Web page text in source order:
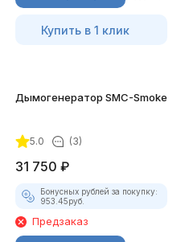
Купить в 1 клик
Дымогенератор SMC-Smoke
5.0 (3)
31 750 ₽
Бонусных рублей за покупку:
953.45руб.
Предзаказ